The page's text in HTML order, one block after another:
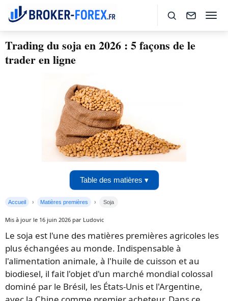
Trading du soja en 2026 : 5 façons de le
trader en ligne
Table des matières ▾
Accueil Matières premières Soja
Mis à jour le 16 juin 2026 par Ludovic
Le soja est l'une des matières premières agricoles les
plus échangées au monde. Indispensable à
l'alimentation animale, à l'huile de cuisson et au
biodiesel, il fait l'objet d'un marché mondial colossal
dominé par le Brésil, les États-Unis et l'Argentine,